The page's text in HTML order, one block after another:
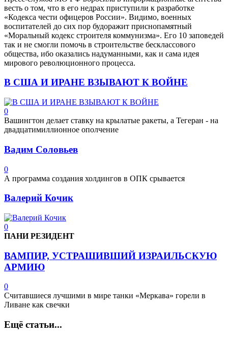
весть о том, что в его недрах приступили к разработке
«Кодекса чести офицеров России». Видимо, военных
воспитателей до сих пор будоражит приснопамятный
«Моральный кодекс строителя коммунизма». Его 10 заповедей
так и не смогли помочь в строительстве бесклассового
общества, ибо оказались надуманными, как и сама идея
мирового революционного процесса.
В США И ИРАНЕ ВЗЫВАЮТ К ВОЙНЕ
0
Вашингтон делает ставку на крылатые ракеты, а Тегеран - на
двадцатимиллионное ополчение
Вадим Соловьев
0
А программа создания холдингов в ОПК срывается
Валерий Кочик
0
ПАНИ РЕЗИДЕНТ
ВАМПИР, УСТРАШИВШИЙ ИЗРАИЛЬСКУЮ
АРМИЮ
0
Считавшиеся лучшими в мире танки «Меркава» горели в
Ливане как свечки
Ещё статьи...